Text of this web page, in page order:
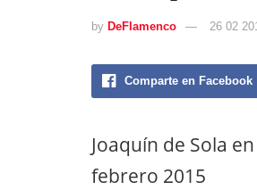
by DeFlamenco 26 02
Comparte en Facebook
Joaquín de Sola
febrero 2015